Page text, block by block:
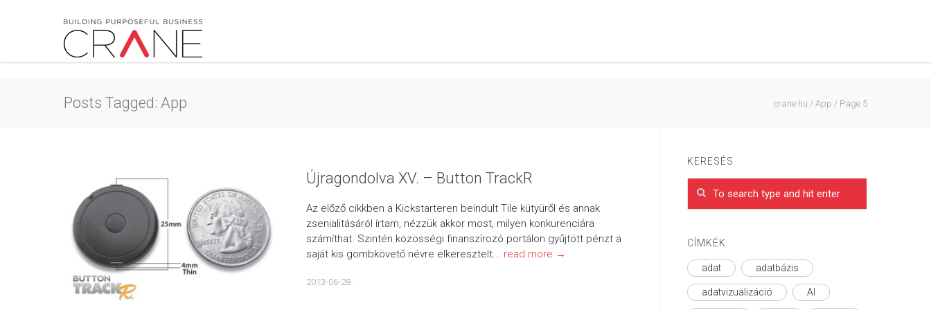
Posts Tagged: App crane.hu / App / Page 5
Újragondolva XV. – Button TrackR
Az előző cikkben a Kickstarteren beindult Tile kütyüről és annak
zsenialitásáról írtam, nézzük akkor most, milyen konkurenciára
számíthat. Szintén közösségi finanszírozó portálon gyűjtött pénzt a
saját kis gombkövető névre elkeresztelt... read more →
2013-06-28
KERESÉS
CÍMKÉK
adat adatbázis
adatvizualizáció AI